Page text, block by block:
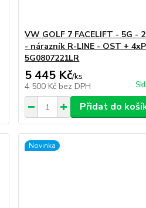
VW GOLF 7 FACELIFT - 5G -
- nárazník R-LINE - OST +
5G0807221LR
5 445 Kč/ks
4 500 Kč bez DPH
Přidat do
Novinka